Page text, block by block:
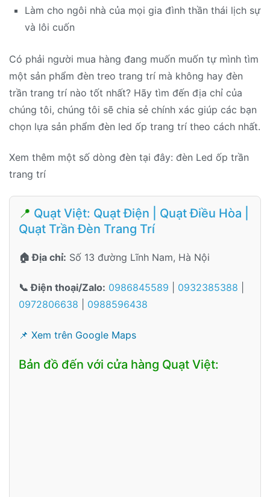
Làm cho ngôi nhà của mọi gia đình thần thái lịch sự
và lôi cuốn
Có phải người mua hàng đang muốn muốn tự mình tìm
một sản phẩm đèn treo trang trí mà không hay đèn
trần trang trí nào tốt nhất? Hãy tìm đến địa chỉ của
chúng tôi, chúng tôi sẽ chia sẻ chính xác giúp các bạn
chọn lựa sản phẩm đèn led ốp trang trí theo cách nhất.
Xem thêm một số dòng đèn tại đây: đèn Led ốp trần
trang trí
📍 Quạt Việt: Quạt Điện | Quạt Điều Hòa |
Quạt Trần Đèn Trang Trí
🏠 Địa chỉ: Số 13 đường Lĩnh Nam, Hà Nội
📞 Điện thoại/Zalo: 0986845589 0932385388
0972806638
0988596438
📌 Xem trên Google Maps
Bản đồ đến với cửa hàng Quạt Việt: